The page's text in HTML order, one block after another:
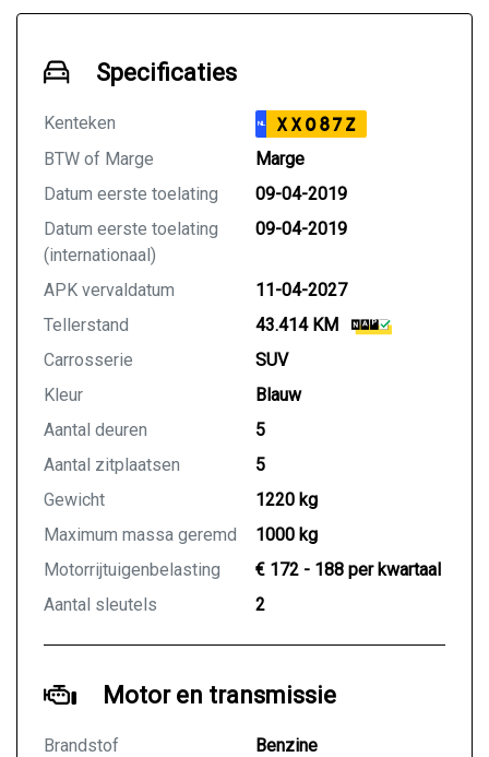
Wilt u een auto komen bezichtigen maak dan eerst
van te voren een afspraak, wij zijn immers niet altijd
aanwezig.
We hebben ons uiterste best gedaan om alle
informatie in deze advertentie correct weer te
geven. Er kunnen echter geen rechten worden
ontleend aan de verstrekte informatie in de
advertentie. Vertrouw niet alleen op deze informatie
belangrijk zijn en je beslissing zouden kunnen
beïnvloeden. Neem contact op met de verkoper voor
aanvullende vragen.
Specificaties
Kenteken NL XX087Z
BTW of Marge
Marge
Datum eerste toelating
09-04-2019
Datum eerste toelating
(internationaal)
09-04-2019
APK vervaldatum
11-04-2027
Tellerstand
43.414 KM
Carrosserie
SUV
Kleur
Blauw
Aantal deuren
5
Aantal zitplaatsen
5
Gewicht
1220 kg
Maximum massa geremd
1000 kg
Motorrijtuigenbelasting
€ 172 - 188 per kwartaal
Aantal sleutels
2
Motor en transmissie
Brandstof
Benzine